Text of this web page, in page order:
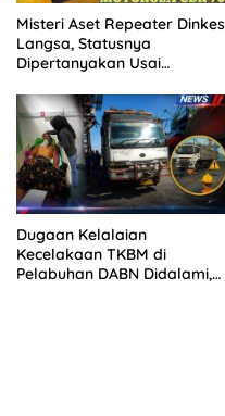
Misteri Aset Repeater Dinkes
Langsa, Statusnya
Dipertanyakan Usai
Dugaan Kelalaian
Kecelakaan TKBM di
Pelabuhan DABN Didalami,